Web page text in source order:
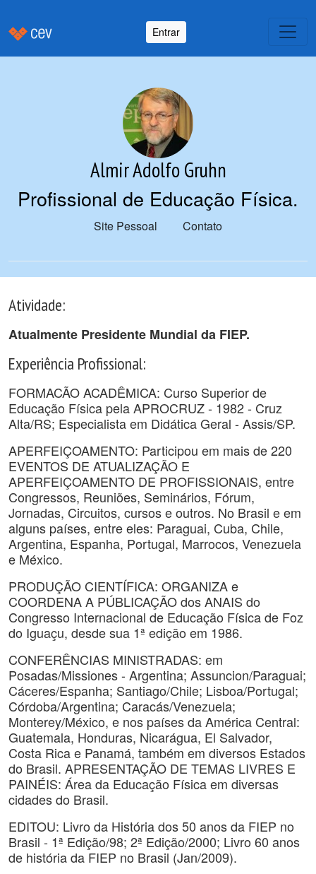
Entrar
Almir Adolfo Gruhn
Profissional de Educação Física.
Site Pessoal Contato
Atividade:
Atualmente Presidente Mundial da FIEP.
Experiência Profissional:
FORMACÃO ACADÊMICA: Curso Superior de
Educação Física pela APROCRUZ - 1982 - Cruz
Alta/RS; Especialista em Didática Geral - Assis/SP.
APERFEIÇOAMENTO: Participou em mais de 220
EVENTOS DE ATUALIZAÇÃO E
APERFEIÇOAMENTO DE PROFISSIONAIS, entre
Congressos, Reuniões, Seminários, Fórum,
Jornadas, Circuitos, cursos e outros. No Brasil e em
alguns países, entre eles: Paraguai, Cuba, Chile,
Argentina, Espanha, Portugal, Marrocos, Venezuela
e México.
PRODUÇÃO CIENTÍFICA: ORGANIZA e
COORDENA A PÚBLICAÇÃO dos ANAIS do
Congresso Internacional de Educação Física de Foz
do Iguaçu, desde sua 1ª edição em 1986.
CONFERÊNCIAS MINISTRADAS: em
Posadas/Missiones - Argentina; Assuncion/Paraguai;
Cáceres/Espanha; Santiago/Chile; Lisboa/Portugal;
Córdoba/Argentina; Caracás/Venezuela;
Monterey/México, e nos países da América Central:
Guatemala, Honduras, Nicarágua, El Salvador,
Costa Rica e Panamá, também em diversos Estados
do Brasil. APRESENTAÇÃO DE TEMAS LIVRES E
PAINÉIS: Área da Educação Física em diversas
cidades do Brasil.
EDITOU: Livro da História dos 50 anos da FIEP no
Brasil - 1ª Edição/98; 2ª Edição/2000; Livro 60 anos
de história da FIEP no Brasil (Jan/2009).